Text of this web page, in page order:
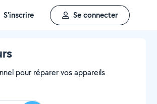
S'inscrire Se connecter
pour réparer vos appareils